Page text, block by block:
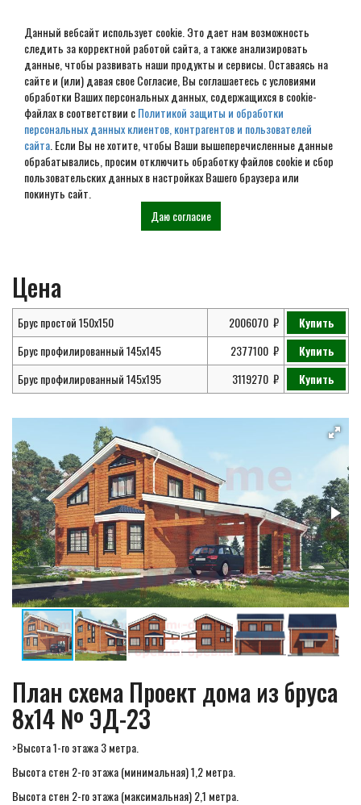
Данный вебсайт использует cookie. Это дает нам возможность
следить за корректной работой сайта, а также анализировать
данные, чтобы развивать наши продукты и сервисы. Оставаясь на
сайте и (или) давая свое Согласие, Вы соглашаетесь с условиями
обработки Ваших персональных данных, содержащихся в cookie-
файлах в соответствии сПолитикой защиты и обработки
персональных данных клиентов, контрагентов и пользователей
сайта . Если Вы не хотите, чтобы Ваши вышеперечисленные данные
обрабатывались, просим отключить обработку файлов cookie и сбор
пользовательских данных в настройках Вашего браузера или
покинуть сайт.
Даю согласие
Проект дома из бруса 8х14
№ ЭД-23
Главная Проекты
Элитные дома из
Проект дома из бруса 8х14 №
ЭД-23
Цена
Брус простой 150х150 2006070
Купить
Брус профилированный 145х145
2377100
Купить
Брус профилированный 145х195
3119270 Купить
План схема Проект дома из бруса
8х14 № ЭД-23
>Высота 1-го этажа 3 метра.
Высота стен 2-го этажа (минимальная) 1,2 метра.
Высота стен 2-го этажа (максимальная) 2,1 метра.